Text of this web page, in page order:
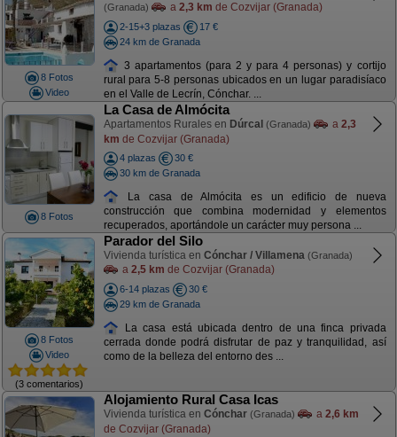
8 Fotos
Video
(Granada) a 2,3 km de Cozvijar (Granada)
2-15+3 plazas
17 €
24 km de Granada
3 apartamentos (para 2 y para 4 personas) y cortijo
rural para 5-8 personas ubicados en un lugar paradisíaco
en el Valle de Lecrín, Cónchar. ...
8 Fotos
La Casa de Almócita
Apartamentos Rurales en Dúrcal (Granada) a 2,3
km de Cozvijar (Granada)
4 plazas
30 €
30 km de Granada
La casa de Almócita es un edificio de nueva
construcción que combina modernidad y elementos
recuperados, aportándole un carácter muy persona ...
8 Fotos
Video
(3 comentarios)
Parador del Silo
Vivienda turística en Cónchar / Villamena (Granada)
a 2,5 km de Cozvijar (Granada)
6-14 plazas
30 €
29 km de Granada
La casa está ubicada dentro de una finca privada
cerrada donde podrá disfrutar de paz y tranquilidad, así
como de la belleza del entorno des ...
Alojamiento Rural Casa Icas
Vivienda turística en Cónchar (Granada) a 2,6 km
de Cozvijar (Granada)